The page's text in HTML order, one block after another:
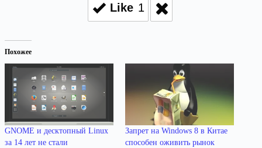
Like 1
Похожее
GNOME и десктопный Linux
за 14 лет не стали
Запрет на Windows 8 в Китае
способен оживить рынок